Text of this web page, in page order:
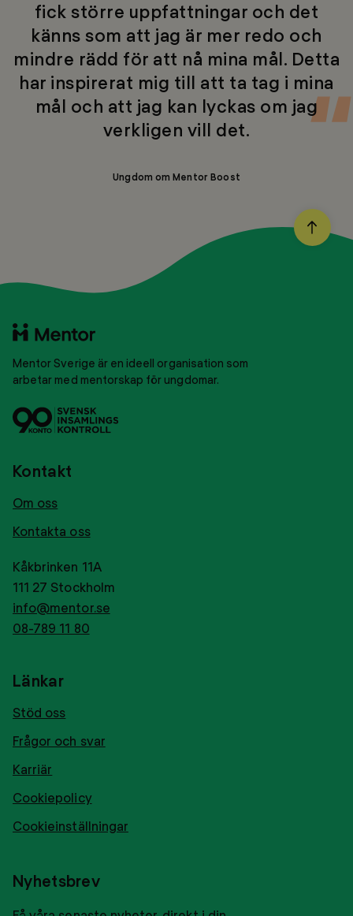
fick större uppfattningar och det
känns som att jag är mer redo och
mindre rädd för att nå mina mål. Detta
har inspirerat mig till att ta tag i mina
mål och att jag kan lyckas om jag
verkligen vill det.
Ungdom om Mentor Boost
BACK
TO
Till
Mentor Sverige är en ideell organisation som
arbetar med mentorskap för ungdomar.
Svensk
insamlingskontroll
Kontakt
Om oss
Kontakta oss
Kåkbrinken 11A
111 27 Stockholm
info@mentor.se
08-789 11 80
Länkar
Stöd oss
Frågor och svar
Karriär
Cookiepolicy
Cookieinställningar
Nyhetsbrev